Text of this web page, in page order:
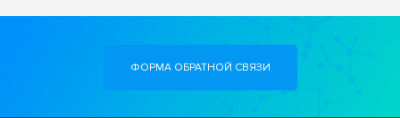
ФОРМА ОБРАТНОЙ СВЯЗИ